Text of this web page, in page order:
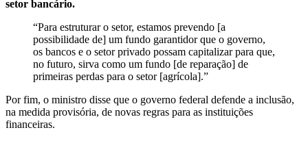
setor bancário.
“Para estruturar o setor, estamos prevendo [a
possibilidade de] um fundo garantidor que o governo,
os bancos e o setor privado possam capitalizar para que,
no futuro, sirva como um fundo [de reparação] de
primeiras perdas para o setor [agrícola].”
Por fim, o ministro disse que o governo federal defende a inclusão,
na medida provisória, de novas regras para as instituições
financeiras.